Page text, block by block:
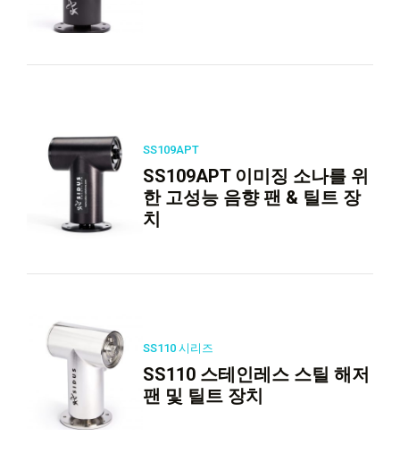
SS109APT
SS109APT 이미징 소나를 위
한 고성능 음향 팬 & 틸트 장
치
SS110 시리즈
SS110 스테인레스 스틸 해저
팬 및 틸트 장치